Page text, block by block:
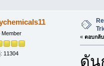
Member
11304
« ตอบกลั
ดัน